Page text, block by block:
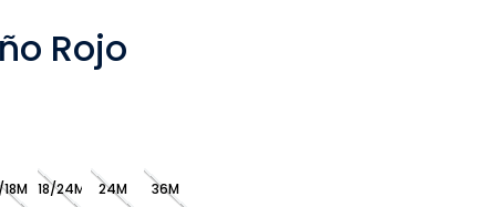
Rojo
18/24M 24M 36M